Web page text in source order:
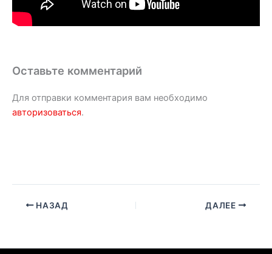
Оставьте комментарий
Для отправки комментария вам необходимо
авторизоваться.
НАЗАД ДАЛЕЕ